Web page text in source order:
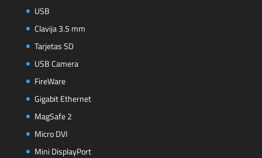
USB
Clavija 3.5 mm
Tarjetas SD
USB Camera
FireWare
Gigabit Ethernet
MagSafe 2
Micro DVI
Mini DisplayPort